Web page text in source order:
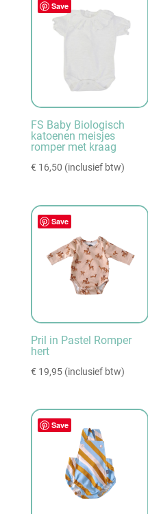
Save
FS Baby Biologisch
katoenen meisjes
romper met kraag
€ 16,50 (inclusief btw)
Save
Pril in Pastel Romper
hert
€ 19,95 (inclusief btw)
Save